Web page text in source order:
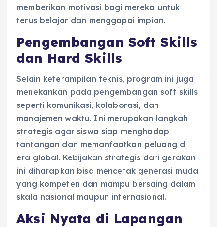
memberikan motivasi bagi mereka untuk
terus belajar dan menggapai impian.
Pengembangan Soft Skills
dan Hard Skills
Selain keterampilan teknis, program ini juga
menekankan pada pengembangan soft skills
seperti komunikasi, kolaborasi, dan
manajemen waktu. Ini merupakan langkah
strategis agar siswa siap menghadapi
tantangan dan memanfaatkan peluang di
era global. Kebijakan strategis dari gerakan
ini diharapkan bisa mencetak generasi muda
yang kompeten dan mampu bersaing dalam
skala nasional maupun internasional.
Aksi Nyata di Lapangan